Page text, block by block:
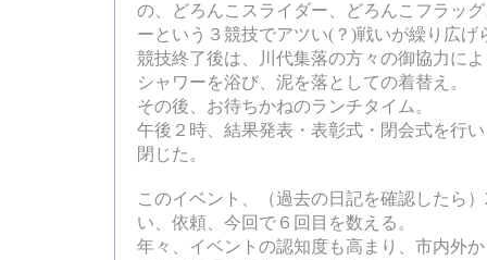
の、どろんこスライダー、どろんこフラッ
ーという３競技でアツい(？)戦いが繰り広げ
競技終了後は、川代集落の方々の御協力に
シャワーを浴び、泥を落としての着替え。
その後、お待ちかねのランチタイム。
午後２時、結果発表・表彰式・閉会式を行
閉じた。
このイベント、（過去の日記を確認したら
い、依頼、今回で６回目を数える。
年々、イベントの認知度も高まり、市内外